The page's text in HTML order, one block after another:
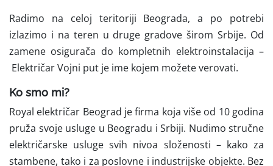
Radimo na celoj teritoriji Beograda, a po potrebi
izlazimo i na teren u druge gradove širom Srbije. Od
zamene osigurača do kompletnih elektroinstalacija –
Električar Vojni put je ime kojem možete verovati.
Ko smo mi?
Royal električar Beograd je firma koja više od 10 godina
pruža svoje usluge u Beogradu i Srbiji. Nudimo stručne
električarske usluge svih nivoa složenosti – kako za
stambene, tako i za poslovne i industrijske objekte. Bez